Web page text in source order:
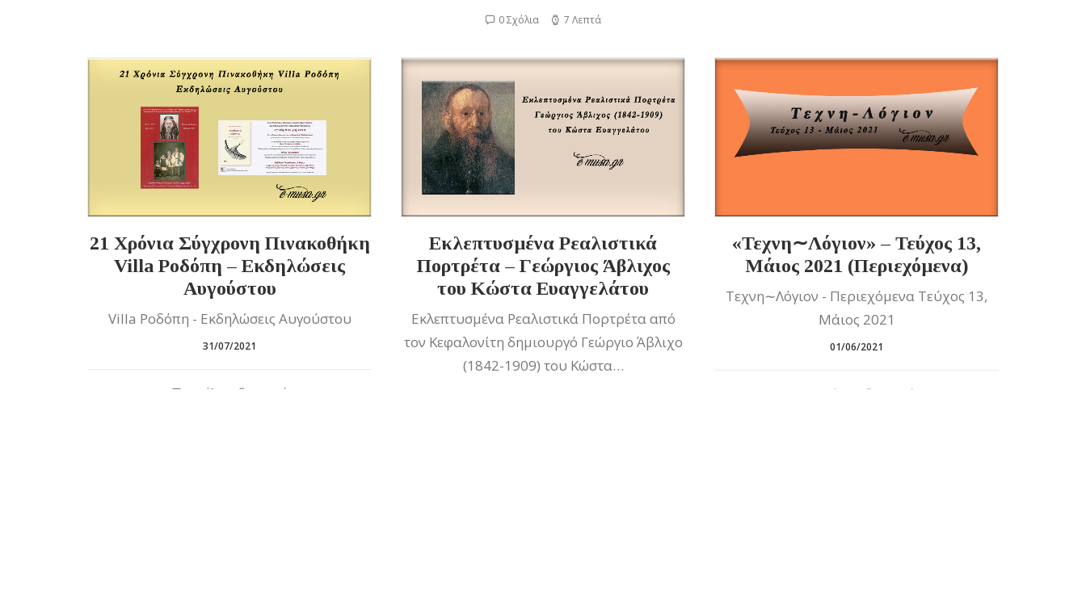
0 Σχόλια 7 Λεπτά
21 Χρόνια Σύγχρονη Πινακοθήκη
Villa Ροδόπη – Εκδηλώσεις
Αυγούστου
Villa Ροδόπη - Εκδηλώσεις Αυγούστου
31/07/2021
0 Σχόλια 2 Λεπτά
Εκλεπτυσμένα Ρεαλιστικά
Πορτρέτα – Γεώργιος Άβλιχος
του Κώστα Ευαγγελάτου
Εκλεπτυσμένα Ρεαλιστικά Πορτρέτα από
τον Κεφαλονίτη δημιουργό Γεώργιο Άβλιχο
(1842-1909) του Κώστα…
«Τεχνη∼Λόγιον» – Τεύχος 13,
Μάιος 2021 (Περιεχόμενα)
Τεχνη∼Λόγιον - Περιεχόμενα Τεύχος 13,
Μάιος 2021
01/06/2021
0 Σχόλια 2 Λεπτά